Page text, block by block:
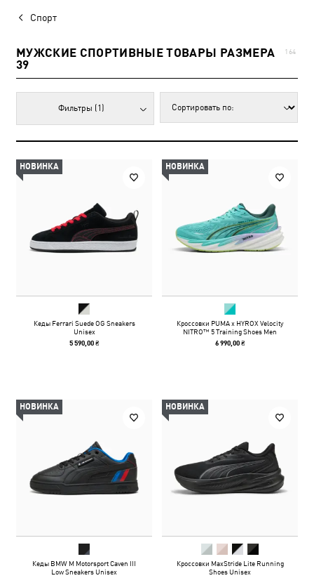
Спорт
МУЖСКИЕ СПОРТИВНЫЕ ТОВАРЫ РАЗМЕРА
39
164
Фильтры (1)
НОВИНКА
Кеды Ferrari Suede OG Sneakers
Unisex
5 590,00 ₴
НОВИНКА
Кроссовки PUMA x HYROX Velocity
NITRO™ 5 Training Shoes Men
6 990,00 ₴
НОВИНКА
Кеды BMW M Motorsport Caven III
Low Sneakers Unisex
НОВИНКА
Кроссовки MaxStride Lite Running
Shoes Unisex